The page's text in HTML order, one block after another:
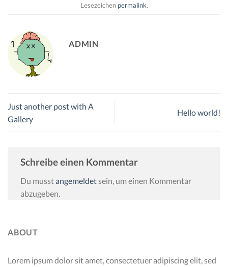
Lesezeichen permalink.
ADMIN
Just another post with A
Gallery
Hello world!
Schreibe einen Kommentar
Du musstangemeldetsein, um einen Kommentar
abzugeben.
ABOUT
Lorem ipsum dolor sit amet, consectetuer adipiscing elit, sed